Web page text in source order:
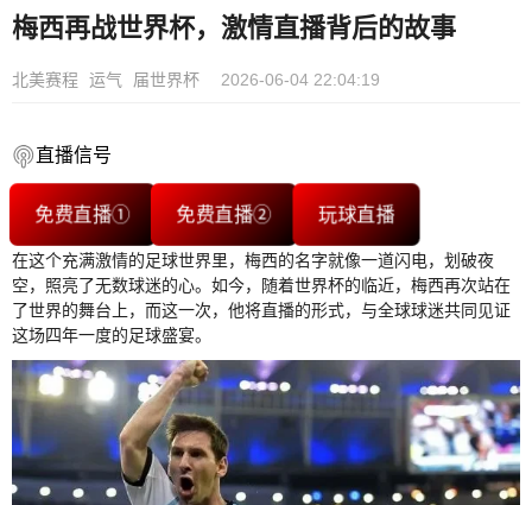
梅西再战世界杯，激情直播背后的故事
北美赛程 运气 届世界杯 2026-06-04 22:04:19
直播信号
免费直播① 免费直播② 玩球直播
在这个充满激情的足球世界里，梅西的名字就像一道闪电，划破夜
空，照亮了无数球迷的心。如今，随着世界杯的临近，梅西再次站在
了世界的舞台上，而这一次，他将直播的形式，与全球球迷共同见证
这场四年一度的足球盛宴。